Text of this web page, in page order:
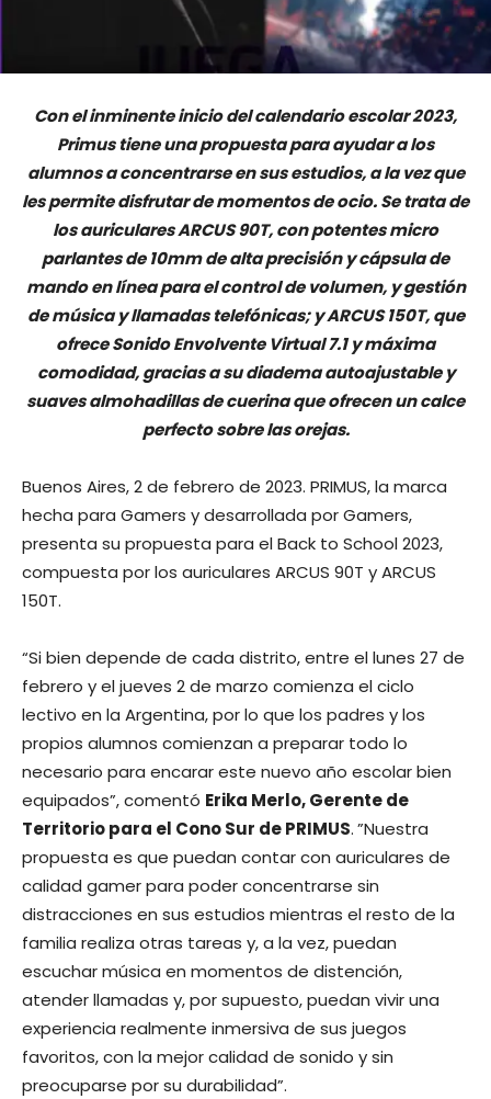
Con el inminente inicio del calendario escolar 2023,
Primus tiene una propuesta para ayudar a los
alumnos a concentrarse en sus estudios, a la vez que
les permite disfrutar de momentos de ocio. Se trata de
los auricularesARCUS 90T,con potentes micro
parlantes de 10mm de alta precisión ycápsula de
mando en línea para el control de volumen, y gestión
de música y llamadas telefónicas; y ARCUS 150T, que
ofrece Sonido Envolvente Virtual 7.1 y máxima
comodidad, gracias a su diadema autoajustable y
suaves almohadillas de cuerina que ofrecen un calce
perfecto sobre las orejas.
Buenos Aires, 2 de febrero de 2023. PRIMUS, la marca
hecha para Gamers y desarrollada por Gamers,
presenta su propuesta para el Back to School 2023,
compuesta por los auriculares ARCUS 90T y ARCUS
150T.
“Si bien depende de cada distrito, entre el lunes 27 de
febrero y el jueves 2 de marzo comienza el ciclo
lectivo en la Argentina, por lo que los padres y los
propios alumnos comienzan a preparar todo lo
necesario para encarar este nuevo año escolar bien
equipados”, comentó Erika Merlo, Gerente de
Territorio para el Cono Sur de PRIMUS.”Nuestra
propuesta es que puedan contar con auriculares de
calidad gamer para poder concentrarse sin
distracciones en sus estudios mientras el resto de la
familia realiza otras tareas y, a la vez, puedan
escuchar música en momentos de distención,
atender llamadas y, por supuesto, puedan vivir una
experiencia realmente inmersiva de sus juegos
favoritos, con la mejor calidad de sonido y sin
preocuparse por su durabilidad”.